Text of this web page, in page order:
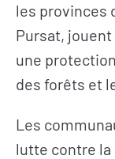
les provinces
Pursat,
une
des forêts et
Les
lutte contre